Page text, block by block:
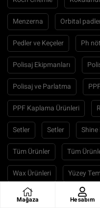
Mağaza Hesabım
Menzerna Orbital
Pedler ve Keçeler Ph
Polisaj Ekipmanları
Polisaj ve Parlatma
PPF Kaplama Ürünleri
Setler Setler
Tüm Ürünler Tüm
Wax Ürünleri Yüzey
Yıkama Ekipmanları